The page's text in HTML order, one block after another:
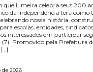
que Limeira celebra seus 200
da Independência terá como
nossa história,
escolas, entidades,
interessados em participar
(7). Promovido pela Prefeitura
de 2026